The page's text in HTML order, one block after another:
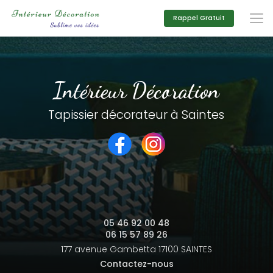
principal
Rappel Gratuit
Intérieur Décoration
Tapissier décorateur à Saintes
05 46 92 00 48
06 15 57 89 26
177 avenue Gambetta 17100 SAINTES
Contactez-nous